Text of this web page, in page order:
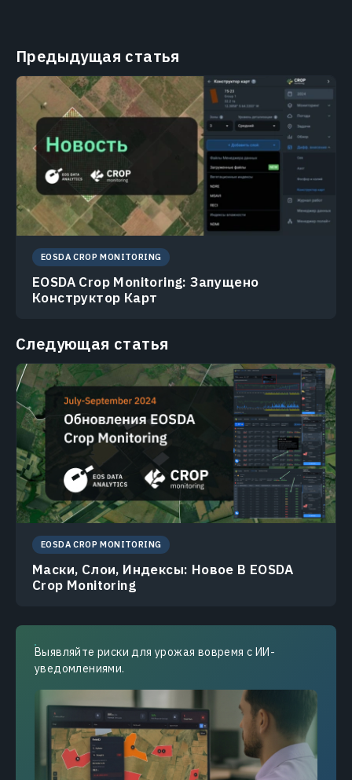
Предыдущая статья
EOSDA CROP MONITORING
EOSDA Crop Monitoring: Запущено
Конструктор Карт
Следующая статья
EOSDA CROP MONITORING
Маски, Слои, Индексы: Новое В EOSDA
Crop Monitoring
Выявляйте риски для урожая вовремя с ИИ-
уведомлениями.